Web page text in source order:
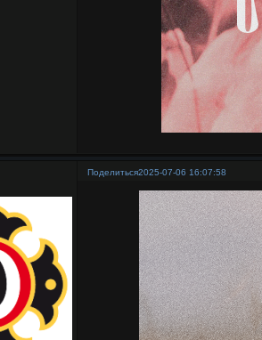
Поделиться2025-07-06 16:07:58